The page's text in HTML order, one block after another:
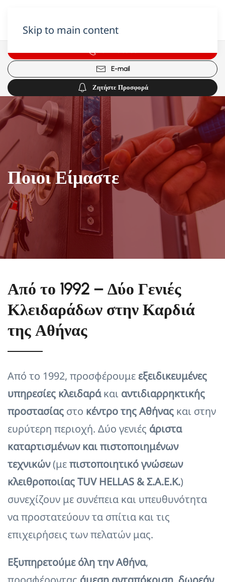
Skip to main content
E-mail
Ζητήστε Προσφορά
Ποιοι Είμαστε
Από το 1992 – Δύο Γενιές
Κλειδαράδων στην Καρδιά
της Αθήνας
Από το 1992, προσφέρουμε εξειδικευμένες
υπηρεσίες κλειδαράκαι αντιδιαρρηκτικής
προστασίας στο κέντρο της Αθήνας και στην
ευρύτερη περιοχή. Δύο γενιές άριστα
καταρτισμένων και πιστοποιημένων
τεχνικών(μεπιστοποιητικό γνώσεων
κλειθροποιίας TUV HELLAS & Σ.Α.Ε.Κ.)
συνεχίζουν με συνέπεια και υπευθυνότητα
να προστατεύουν τα σπίτια και τις
επιχειρήσεις των πελατών μας.
Εξυπηρετούμε όλη την Αθήνα,